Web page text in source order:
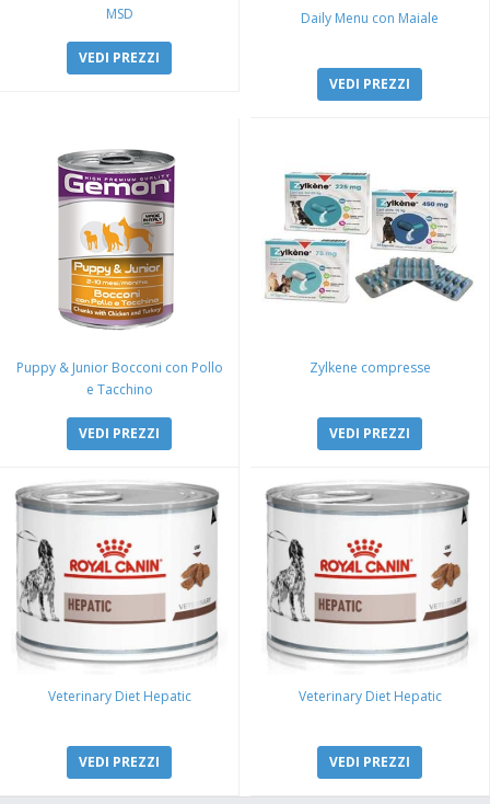
MSD
VEDI PREZZI
Daily Menu con Maiale
VEDI PREZZI
Puppy & Junior Bocconi con Pollo
e Tacchino
VEDI PREZZI
Zylkene compresse
VEDI PREZZI
Veterinary Diet Hepatic
VEDI PREZZI
Veterinary Diet Hepatic
VEDI PREZZI